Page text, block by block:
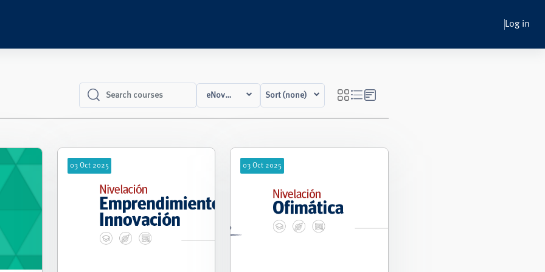
Log in
Search courses
eNova Grado Sort (none)
03 Oct 2025 03 Oct 2025